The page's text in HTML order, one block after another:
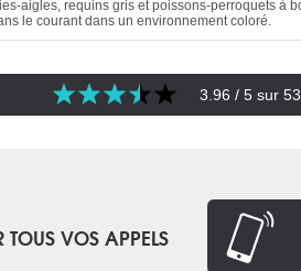
aigles, requins gris et poissons-perroquets à
le courant dans un environnement coloré.
3.96 / 5 sur 53
TOUS VOS APPELS